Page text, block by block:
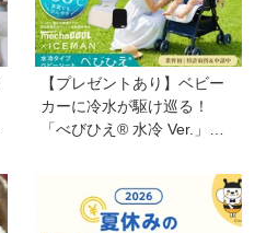
【プレゼントあり】ベビー
カーに冷水が駆け巡る！
「べびひえ® 水冷 Ver.」で